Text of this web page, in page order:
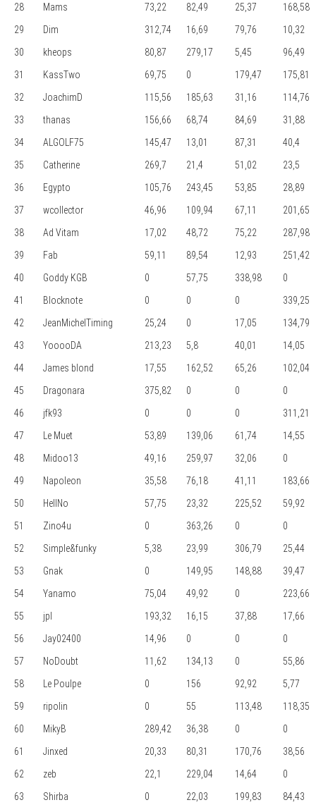
28
Mams 73,22 82,49 25,37
168,58
29
Dim 312,74 16,69 79,76
10,32
30
kheops 80,87 279,17 5,45
96,49
31
KassTwo 69,75 0 179,47
175,81
32
JoachimD 115,56 185,63 31,16
114,76
33
thanas 156,66 68,74 84,69
31,88
34
ALGOLF75 145,47 13,01 87,31
40,4
35
Catherine 269,7 21,4 51,02
23,5
36
Egypto 105,76 243,45 53,85
28,89
37
wcollector 46,96 109,94 67,11
201,65
38
Ad Vitam 17,02 48,72 75,22
287,98
39
Fab 59,11 89,54 12,93
251,42
40
Goddy KGB 0 57,75 338,98
0
41
Blocknote 0 0 0
339,25
42
JeanMichelTiming 25,24 0 17,05
134,79
43
YooooDA 213,23 5,8 40,01
14,05
44
James blond 17,55 162,52 65,26
102,04
45
Dragonara 375,82 0 0
0
46
jfk93 0 0 0
311,21
47
Le Muet 53,89 139,06 61,74
14,55
48
Midoo13 49,16 259,97 32,06
0
49
Napoleon 35,58 76,18 41,11
183,66
50
HellNo 57,75 23,32 225,52
59,92
51
Zino4u 0 363,26 0
0
52
Simple&funky 5,38 23,99 306,79
25,44
53
Gnak 0 149,95 148,88
39,47
54
Yanamo 75,04 49,92 0
223,66
55
jpl 193,32 16,15 37,88
17,66
56
Jay02400 14,96 0 0
0
57
NoDoubt 11,62 134,13 0
55,86
58
Le Poulpe 0 156 92,92
5,77
59
ripolin 0 55 113,48
118,35
60
MikyB 289,42 36,38 0
0
61
Jinxed 20,33 80,31 170,76
38,56
62
zeb 22,1 229,04 14,64
0
63
Shirba 0 22,03 199,83
84,43